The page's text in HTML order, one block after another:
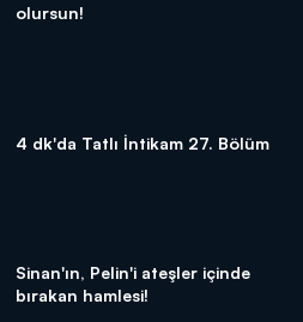
olursun!
4 dk'da Tatlı İntikam 27. Bölüm
Sinan'ın, Pelin'i ateşler içinde
bırakan hamlesi!